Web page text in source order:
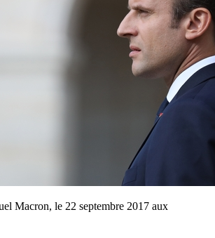
Macron, le 22 septembre 2017 aux